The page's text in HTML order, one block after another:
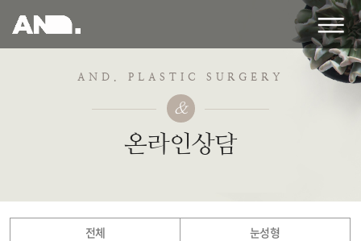
앤
드
AND. PLASTIC SURGERY
&
온라인상담
전체
눈성형